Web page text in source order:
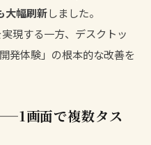
大幅刷新しました。
現する一方、デスクトッ
発体験」の根本的な改善を
画面で複数タス